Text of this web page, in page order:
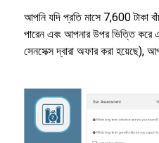
আপনি যদি প্রতি মাসে 7,600 টাকা
পারেন এবং আপনার উপর ভিত্তি করে
সেনসেক্স দ্বারা অফার করা হয়েছে),